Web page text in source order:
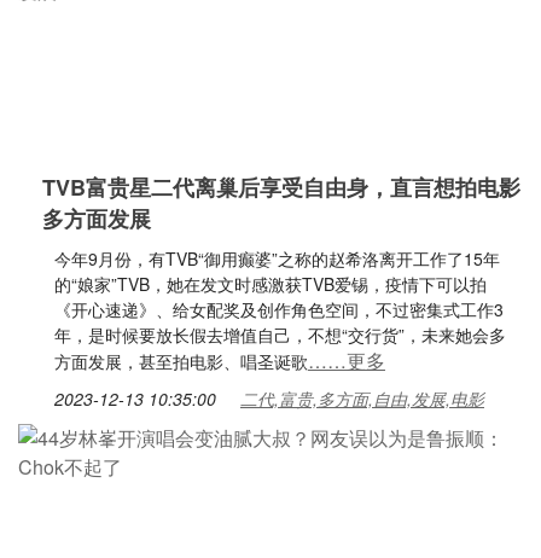
TVB富贵星二代离巢后享受自由身，直言想拍电影
多方面发展
今年9月份，有TVB“御用癫婆”之称的赵希洛离开工作了15年
的“娘家”TVB，她在发文时感激获TVB爱锡，疫情下可以拍
《开心速递》、给女配奖及创作角色空间，不过密集式工作3
年，是时候要放长假去增值自己，不想“交行货”，未来她会多
方面发展，甚至拍电影、唱圣诞歌……更多
2023-12-13 10:35:00 二代,富贵,多方面,自由,发展,电影